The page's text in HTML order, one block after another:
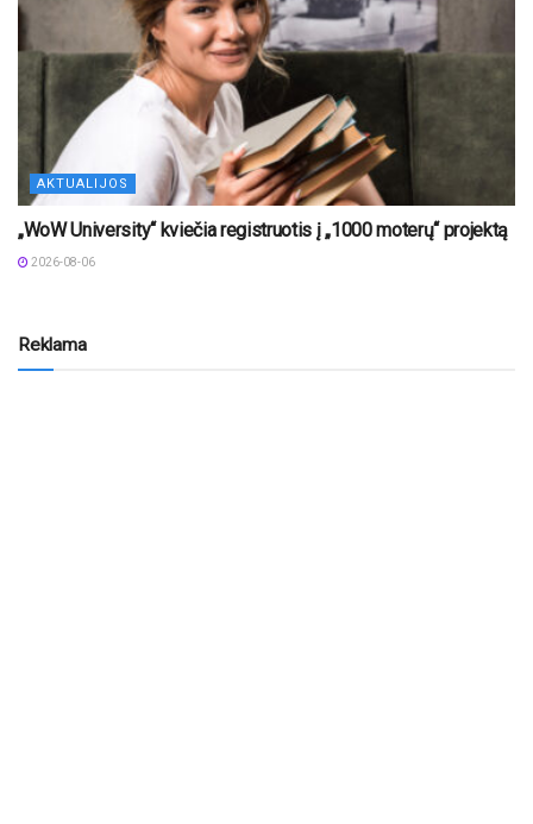
AKTUALIJOS
„WoW University“ kviečia registruotis į „1000 moterų“ projektą
2026-08-06
Reklama